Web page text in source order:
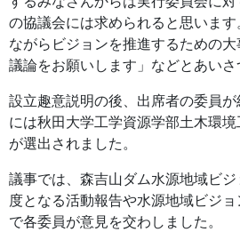
の協議会には求められると思いま
ながらビジョンを推進するための
議論をお願いします」などとあいさ
設立趣意説明の後、出席者の委員
には秋田大学工学資源学部土木環
が選出されました。
議事では、森吉山ダム水源地域ビ
度となる活動報告や水源地域ビジ
で各委員が意見を交わしました。